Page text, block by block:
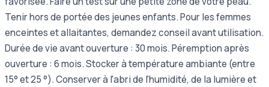
Tenir hors de portée des jeunes enfants. Pour les femmes
enceintes et allaitantes, demandez conseil avant utilisation.
Durée de vie avant ouverture : 30 mois. Péremption après
ouverture : 6 mois. Stocker à température ambiante (entre
15° et 25 °). Conserver à l'abri de l'humidité, de la lumière et